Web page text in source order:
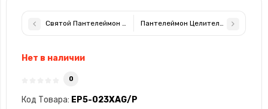
Святой Пантелеймон Целитель 15,5x12см арочной формы под
Пантелеймон Целитель 14,7х18см
Нет в наличии
0
Код Товара: EP5-023XAG/P